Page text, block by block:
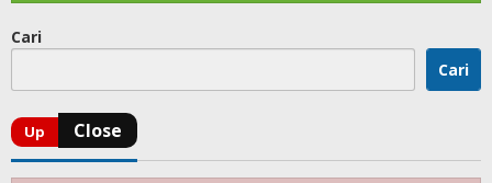
Cari
Cari